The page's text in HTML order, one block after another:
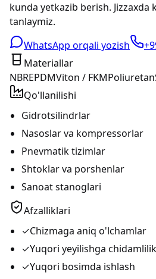
kunda yetkazib berish.
tanlaymiz.
WhatsApp orqali yozish
Materiallar
NBREPDMViton / FKMPoliuretan
Qo'llanilishi
Gidrotsilindrlar
Nasoslar va kompressorlar
Pnevmatik tizimlar
Shtoklar va porshenlar
Sanoat stanoglari
Afzalliklari
✓Chizmaga aniq o'lchamlar
✓Yuqori yeyilishga chidamlilik
✓Yuqori bosimda ishlash